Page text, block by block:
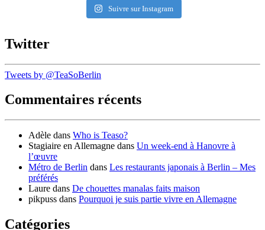
Suivre sur Instagram
Twitter
Tweets by @TeaSoBerlin
Commentaires récents
Adèle dans Who is Teaso?
Stagiaire en Allemagne dans Un week-end à Hanovre à
l’œuvre
Métro de Berlin dans Les restaurants japonais à Berlin – Mes
préférés
Laure dans De chouettes manalas faits maison
pikpuss dans Pourquoi je suis partie vivre en Allemagne
Catégories